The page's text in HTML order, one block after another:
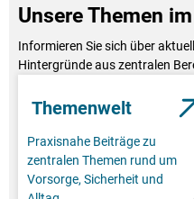
Unsere Themen
Informieren Sie sich über
Hintergründe aus zentralen
Themenwelt
Praxisnahe Beiträge zu
zentralen Themen rund um
Vorsorge, Sicherheit und